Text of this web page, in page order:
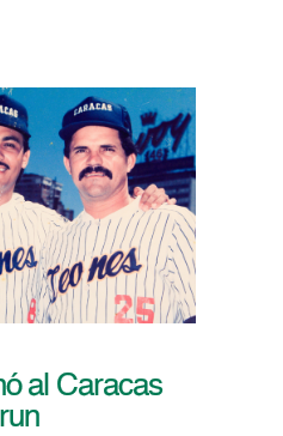
al Caracas